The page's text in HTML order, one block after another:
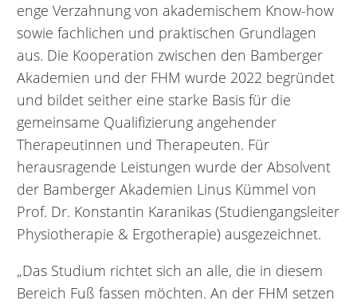
enge Verzahnung von akademischem Know-how
sowie fachlichen und praktischen Grundlagen
aus. Die Kooperation zwischen den Bamberger
Akademien und der FHM wurde 2022 begründet
und bildet seither eine starke Basis für die
gemeinsame Qualifizierung angehender
Therapeutinnen und Therapeuten. Für
herausragende Leistungen wurde der Absolvent
der Bamberger Akademien Linus Kümmel von
Prof. Dr. Konstantin Karanikas (Studiengangsleiter
Physiotherapie & Ergotherapie) ausgezeichnet.
„Das Studium richtet sich an alle, die in diesem
Bereich Fuß fassen möchten. An der FHM setzen